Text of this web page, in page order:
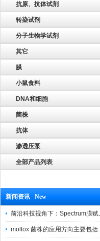
抗原、抗体试剂
转染试剂
分子生物学试剂
其它
膜
小鼠食料
DNA和细胞
菌株
抗体
渗透压泵
全部产品列表
新闻资讯 New
前沿
moltox